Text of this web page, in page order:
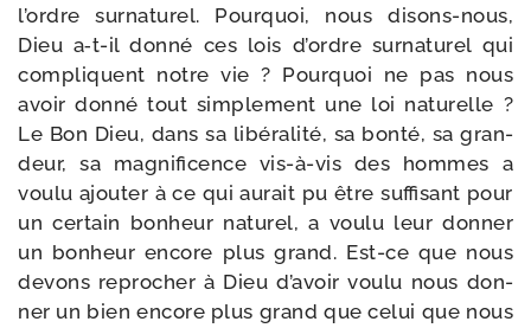
l’ordre sur­na­tu­rel. Pourquoi, nous disons-​nous,
Dieu a‑t-​il don­né ces lois d’ordre sur­na­tu­rel qui
com­pliquent notre vie ? Pourquoi ne pas nous
avoir don­né tout sim­ple­ment une loi natu­relle ?
Le Bon Dieu, dans sa libé­ra­li­té, sa bon­té, sa gran­
deur, sa magni­fi­cence vis-​à-​vis des hommes a
vou­lu ajou­ter à ce qui aurait pu être suf­fi­sant pour
un cer­tain bon­heur natu­rel, a vou­lu leur don­ner
un bon­heur encore plus grand. Est-​ce que nous
devons repro­cher à Dieu d’avoir vou­lu nous don­
ner un bien encore plus grand que celui que nous